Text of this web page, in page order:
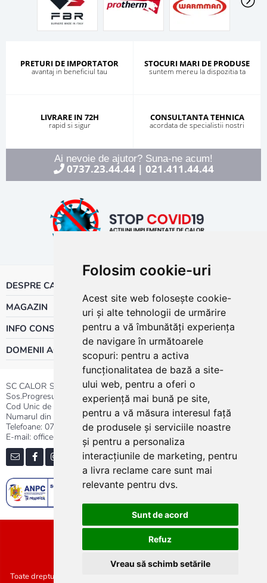
Folosim cookie-uri
Acest site web folosește cookie-
uri și alte tehnologii de urmărire
pentru a vă îmbunătăți experiența
de navigare în următoarele
scopuri: pentru a activa
funcționalitatea de bază a site-
ului web, pentru a oferi o
experiență mai bună pe site,
pentru a vă măsura interesul față
de produsele și serviciile noastre
și pentru a personaliza
interacțiunile de marketing, pentru
a livra reclame care sunt mai
relevante pentru dvs.
Sunt de acord
Refuz
Vreau să schimb setările
PRETURI DE IMPORTATOR
avantaj in beneficiul tau
STOCURI MARI DE PRODUSE
suntem mereu la dispozitia ta
LIVRARE IN 72H
rapid si sigur
CONSULTANTA TEHNICA
acordata de specialistii nostri
Ai nevoie de ajutor? Suna-ne acum!
0737.23.44.44| 021.411.44.44
DESPRE CALOR
MAGAZIN
INFO CONSUMATOR
DOMENII ACTIVITATE
SC CALOR SRL
Sos.Progresului nr.30-40, Sector 5, Bucuresti
Cod Unic de Inregistrare: RO 3004724
Numarul din Registrul Comertului:J40/13176/1991
Telefoane: 0737.23.44.44|021.411.44.44
E-mail: office@calor.ro
Toate drepturile rezervate SC Calor SRL :: Copyright 2021 :: Realizat de